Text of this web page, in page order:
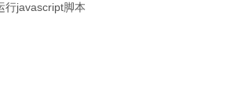
行javascript脚本